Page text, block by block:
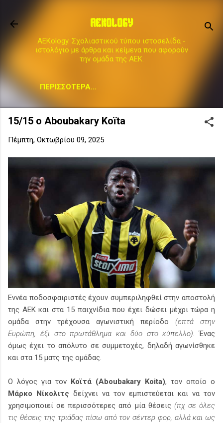
AEKOLOGY
AEKology. Σχολιαστικού τύπου ιστοσελίδα -
ιστολόγιο με άρθρα και κείμενα που αφορούν
την ομάδα της ΑΕΚ.
ΠΕΡΙΣΣΌΤΕΡΑ…
15/15 ο Aboubakary Koïta
Πέμπτη, Οκτωβρίου 09, 2025
Εννέα ποδοσφαιριστές έχουν συμπεριληφθεί στην αποστολή
της ΑΕΚ και στα 15 παιχνίδια που έχει δώσει μέχρι τώρα η
ομάδα στην τρέχουσα αγωνιστική περίοδο (επτά στην
Ευρώπη, έξι στο πρωτάθλημα και δύο στο κύπελλο). Ένας
όμως έχει το απόλυτο σε συμμετοχές, δηλαδή αγωνίσθηκε
και στα 15 ματς της ομάδας.
Ο λόγος για τον Κοϊτά (Aboubakary Koita), τον οποίο ο
Μάρκο Νίκολιτς δείχνει να τον εμπιστεύεται και να τον
χρησιμοποιεί σε περισσότερες από μία θέσεις (πχ σε όλες
τις θέσεις της τριάδας πίσω από τον σέντερ φορ, αλλά και ως